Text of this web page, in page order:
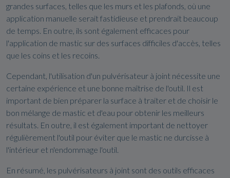
grandes surfaces, telles que les murs et les plafonds, où une
application manuelle serait fastidieuse et prendrait beaucoup
de temps. En outre, ils sont également efficaces pour
l'application de mastic sur des surfaces difficiles d'accès, telles
que les coins et les recoins.
Cependant, l'utilisation d'un pulvérisateur à joint nécessite une
certaine expérience et une bonne maîtrise de l'outil. Il est
important de bien préparer la surface à traiter et de choisir le
bon mélange de mastic et d'eau pour obtenir les meilleurs
résultats. En outre, il est également important de nettoyer
régulièrement l'outil pour éviter que le mastic ne durcisse à
l'intérieur et n'endommage l'outil.
En résumé, les pulvérisateurs à joint sont des outils efficaces